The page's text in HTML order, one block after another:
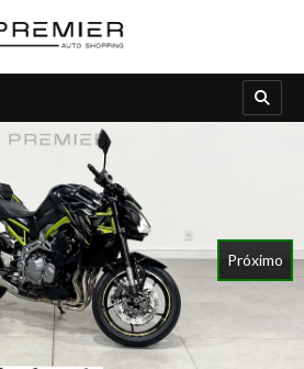
Próximo